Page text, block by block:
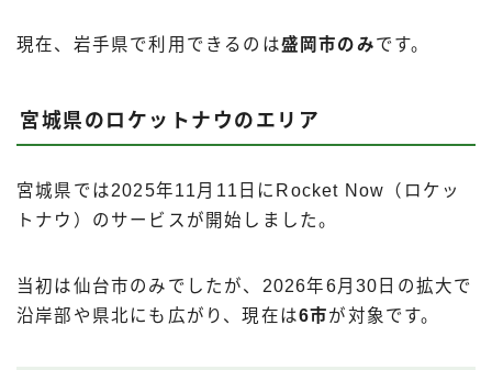
現在、岩手県で利用できるのは盛岡市のみです。
宮城県のロケットナウのエリア
宮城県では2025年11月11日にRocket Now（ロケッ
トナウ）のサービスが開始しました。
当初は仙台市のみでしたが、2026年6月30日の拡大で
沿岸部や県北にも広がり、現在は6市が対象です。